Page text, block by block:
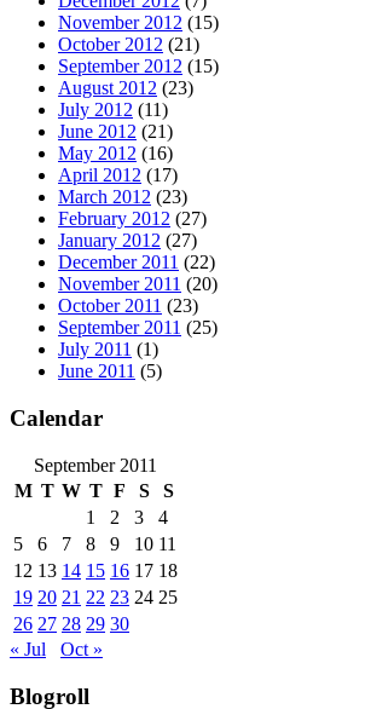
November 2012 (15)
October 2012 (21)
September 2012 (15)
August 2012 (23)
July 2012 (11)
June 2012 (21)
May 2012 (16)
April 2012 (17)
March 2012 (23)
February 2012 (27)
January 2012 (27)
December 2011 (22)
November 2011 (20)
October 2011 (23)
September 2011 (25)
July 2011 (1)
June 2011 (5)
Calendar
September 2011
M T W T F S
S
1
2 3
4
5
6 7 8 9 10 11
12 13 14 15 16 17 18
19 20 21 22 23 24 25
26 27 28 29 30
« Jul
Oct »
Blogroll